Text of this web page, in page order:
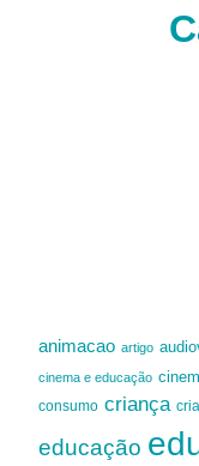
animacao artigo
cinema e educação
consumo criança
educação